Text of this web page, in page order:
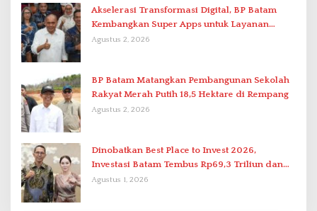
Akselerasi Transformasi Digital, BP Batam
Kembangkan Super Apps untuk Layanan
Terpadu
Agustus 2, 2026
BP Batam Matangkan Pembangunan Sekolah
Rakyat Merah Putih 18,5 Hektare di Rempang
Agustus 2, 2026
Dinobatkan Best Place to Invest 2026,
Investasi Batam Tembus Rp69,3 Triliun dan
Ekonomi Tumbuh 6,76 Persen
Agustus 1, 2026